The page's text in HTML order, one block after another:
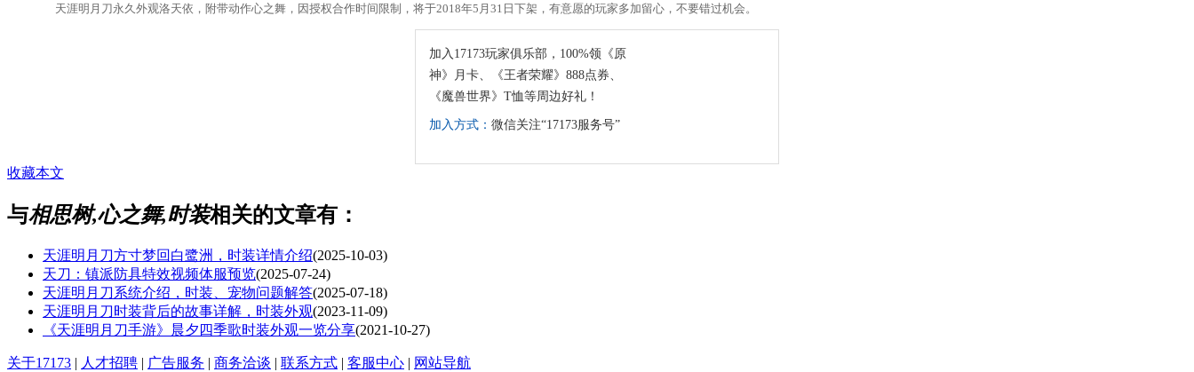
天涯明月刀永久外观洛天依，附带动作心之舞，因授权合作时间限制，将于2018年5月31日下架，有意愿的玩家多加留心，不要错过机会。
加入17173玩家俱乐部，100%领《原
神》月卡、《王者荣耀》888点券、
《魔兽世界》T恤等周边好礼！
加入方式： 微信关注“17173服务号”
收藏本文
与相思树,心之舞,时装相关的文章有：
天涯明月刀方寸梦回白鹭洲，时装详情介绍(2025-10-03)
天刀：镇派防具特效视频体服预览(2025-07-24)
天涯明月刀系统介绍，时装、宠物问题解答(2025-07-18)
天涯明月刀时装背后的故事详解，时装外观(2023-11-09)
《天涯明月刀手游》晨夕四季歌时装外观一览分享(2021-10-27)
关于17173 | 人才招聘 | 广告服务 | 商务洽谈 | 联系方式 | 客服中心 | 网站导航